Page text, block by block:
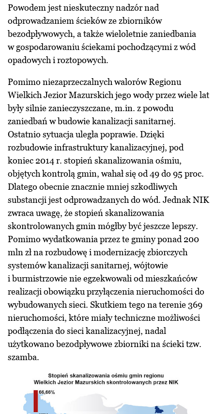
Powodem jest nieskuteczny nadzór nad
odprowadzaniem ścieków ze zbiorników
bezodpływowych, a także wieloletnie zaniedbania
w gospodarowaniu ściekami pochodzącymi z wód
opadowych i roztopowych.
Pomimo niezaprzeczalnych walorów Regionu
Wielkich Jezior Mazurskich jego wody przez wiele lat
były silnie zanieczyszczane, m.in. z powodu
zaniedbań w budowie kanalizacji sanitarnej.
Ostatnio sytuacja uległa poprawie. Dzięki
rozbudowie infrastruktury kanalizacyjnej, pod
koniec 2014 r. stopień skanalizowania ośmiu,
objętych kontrolą gmin, wahał się od 49 do 95 proc.
Dlatego obecnie znacznie mniej szkodliwych
substancji jest odprowadzanych do wód. Jednak NIK
zwraca uwagę, że stopień skanalizowania
skontrolowanych gmin mógłby być jeszcze lepszy.
Pomimo wydatkowania przez te gminy ponad 200
mln zł na rozbudowę i modernizację zbiorczych
systemów kanalizacji sanitarnej, wójtowie
i burmistrzowie nie egzekwowali od mieszkańców
realizacji obowiązku przyłączenia nieruchomości do
wybudowanych sieci. Skutkiem tego na terenie 369
nieruchomości, które miały techniczne możliwości
podłączenia do sieci kanalizacyjnej, nadal
użytkowano bezodpływowe zbiorniki na ścieki tzw.
szamba.